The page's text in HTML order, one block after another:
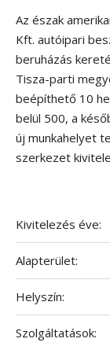
Az észak
Kft. autóipari
beruházás
Tisza-parti
beépíthető 10
belül 500, a
új munkahelyet
szerkezet
Kivitelezés éve:
Alapterület:
Helyszín:
Szolgáltatások: